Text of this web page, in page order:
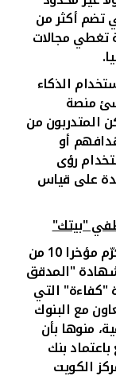
تضم أكثر من
دورة تدريبية تغطي مجالات
.
الذكاء
منصة
المتدربون من
أو
رؤى
على قياس
"بيتك"
وأوضح أن "معهد الدراسات المصرفية" كرّم مؤخرا 10 من
"المدقق
"كفاءة" التي
مع البنوك
منوها بأن
بنك
الكويت